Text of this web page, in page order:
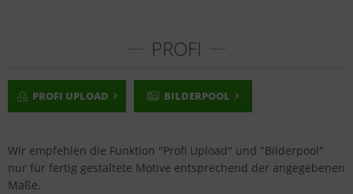
PROFI
PROFI UPLOAD BILDERPOOL
Wir empfehlen die Funktion "Profi Upload" und "Bilderpool"
nur für fertig gestaltete Motive entsprechend der angegebenen
Maße.